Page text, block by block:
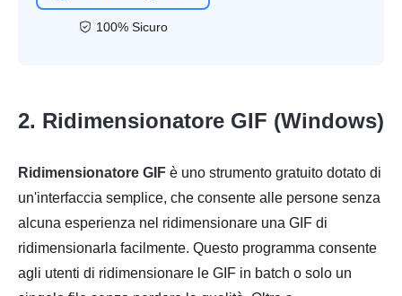
100% Sicuro
2. Ridimensionatore GIF (Windows)
Ridimensionatore GIF è uno strumento gratuito dotato di
un'interfaccia semplice, che consente alle persone senza
alcuna esperienza nel ridimensionare una GIF di
ridimensionarla facilmente. Questo programma consente
agli utenti di ridimensionare le GIF in batch o solo un